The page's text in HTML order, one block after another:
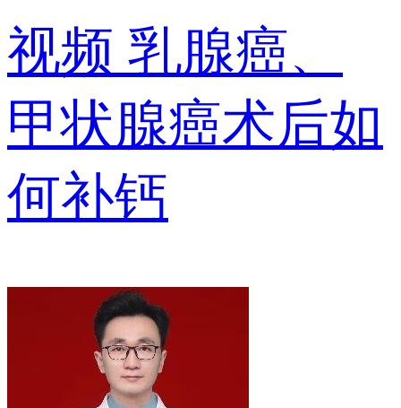
视频 乳腺癌、
甲状腺癌术后如
何补钙